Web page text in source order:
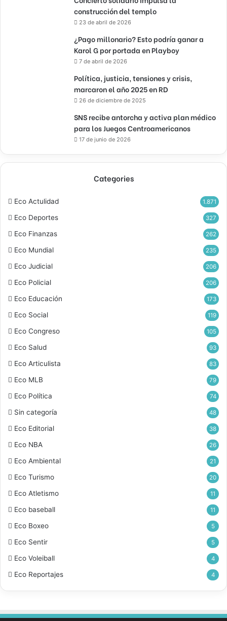
construcción del templo
23 de abril de 2026
¿Pago millonario? Esto podría ganar a
Karol G por portada en Playboy
7 de abril de 2026
Política, justicia, tensiones y crisis,
marcaron el año 2025 en RD
26 de diciembre de 2025
SNS recibe antorcha y activa plan médico
para los Juegos Centroamericanos
17 de junio de 2026
Categories
Eco Actulidad 1.871
Eco Deportes 327
Eco Finanzas 262
Eco Mundial 235
Eco Judicial 206
Eco Policial 206
Eco Educación 173
Eco Social 119
Eco Congreso 105
Eco Salud 93
Eco Articulista 83
Eco MLB 79
Eco Política 74
Sin categoría 48
Eco Editorial 38
Eco NBA 26
Eco Ambiental 21
Eco Turismo 20
Eco Atletismo 11
Eco baseball 11
Eco Boxeo 5
Eco Sentir 5
Eco Voleiball 4
Eco Reportajes 4